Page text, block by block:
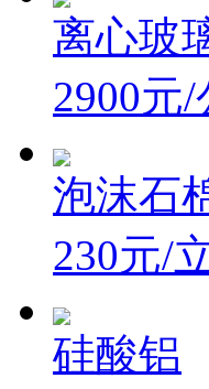
离心玻
2900元/
泡沫石
230元/
硅酸铝